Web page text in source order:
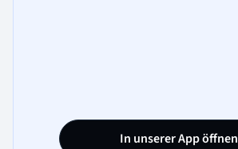
In unserer App öffnen